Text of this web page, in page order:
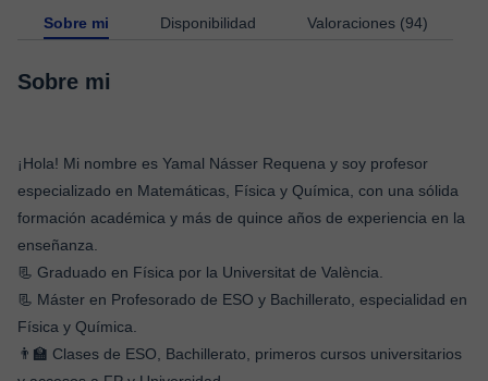
Sobre mi Disponibilidad Valoraciones (94)
Sobre mi
¡Hola! Mi nombre es Yamal Násser Requena y soy profesor
especializado en Matemáticas, Física y Química, con una sólida
formación académica y más de quince años de experiencia en la
enseñanza.
📃 Graduado en Física por la Universitat de València.
📃 Máster en Profesorado de ESO y Bachillerato, especialidad en
Física y Química.
👨‍🏫 Clases de ESO, Bachillerato, primeros cursos universitarios